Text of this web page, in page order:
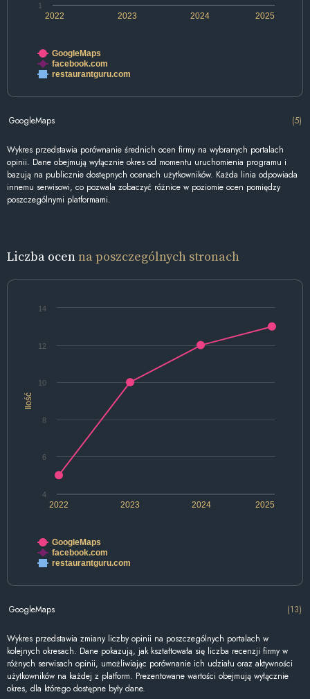
2022 2024
2023 2025
1
GoogleMaps
facebook.com
restaurantguru.com
GoogleMaps (5)
Wykres przedstawia porównanie średnich ocen firmy na wybranych portalach
opinii. Dane obejmują wyłącznie okres od momentu uruchomienia programu i
bazują na publicznie dostępnych ocenach użytkowników. Każda linia odpowiada
innemu serwisowi, co pozwala zobaczyć różnice w poziomie ocen pomiędzy
poszczególnymi platformami.
Liczba ocenna poszczególnych stronach
Ilość
2022 2024
2023 2025
4
6
8
10
12
14
GoogleMaps
facebook.com
restaurantguru.com
GoogleMaps (13)
Wykres przedstawia zmiany liczby opinii na poszczególnych portalach w
kolejnych okresach. Dane pokazują, jak kształtowała się liczba recenzji firmy w
różnych serwisach opinii, umożliwiając porównanie ich udziału oraz aktywności
użytkowników na każdej z platform. Prezentowane wartości obejmują wyłącznie
okres, dla którego dostępne były dane.